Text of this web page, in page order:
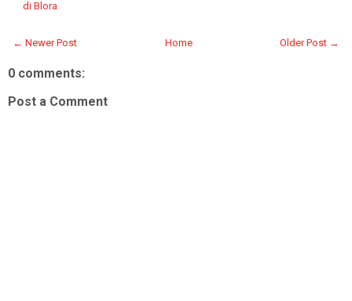
di Blora
← Newer Post Older Post →
Home
0 comments:
Post a Comment